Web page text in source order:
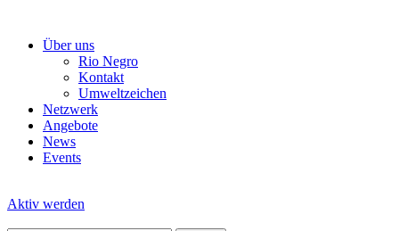
Über uns
Rio Negro
Kontakt
Umweltzeichen
Netzwerk
Angebote
News
Events
Aktiv werden